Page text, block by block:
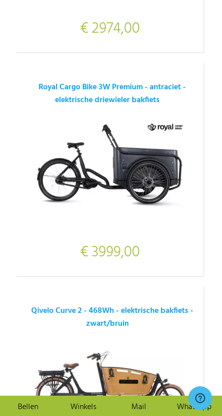
€ 2974,00
Royal Cargo Bike 3W Premium - antraciet -
elektrische driewieler bakfiets
€ 3999,00
Qivelo Curve 2 - 468Wh - elektrische bakfiets -
zwart/bruin
Bellen Winkels Mail Whatsapp